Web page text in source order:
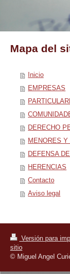
Mapa del
Inicio
EMPRESAS
DERECHO
MENORES
DEFENSA
HERENCIAS
Contacto
Aviso legal
Versión para
sitio
© Miguel Angel